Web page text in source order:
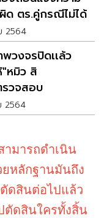
ด ตร.คู่กรณีไม่ได้
2564
พวงจรปิดเเล้ว
หมิว สิ
วจสอบ
2564
ามารถดำเนิน
ยหลักฐานมันถึง
ดสินต่อไปแล้ว
ตัดสินใครทั้งสิ้น